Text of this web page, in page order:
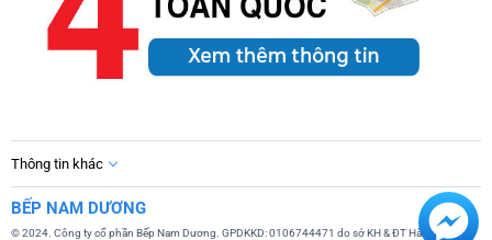
Thông tin khác
BẾP NAM DƯƠNG
© 2024. Công ty cổ phần Bếp Nam Dương. GPDKKD: 0106744471 do sở KH & ĐT Hà Nội cấp